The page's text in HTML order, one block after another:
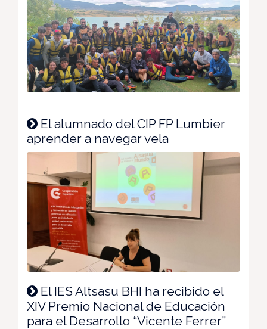
El alumnado del CIP FP Lumbier
aprender a navegar vela
El IES Altsasu BHI ha recibido el
XIV Premio Nacional de Educación
para el Desarrollo “Vicente Ferrer”